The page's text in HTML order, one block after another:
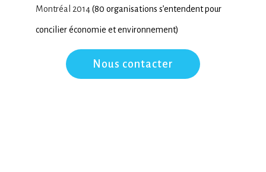
Montréal 2014(80 organisations s’entendent pour
concilier économie et environnement)
Nous contacter